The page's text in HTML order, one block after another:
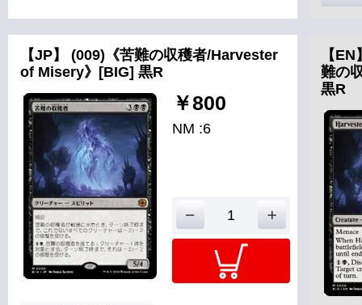
【JP】 (009)《苦難の収穫者/Harvester
of Misery》[BIG] 黒R
￥800
NM :6
【
難の
黒R